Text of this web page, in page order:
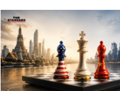
ส่วนยุทธศาสตร์ไทย –
อินโดนีเซีย